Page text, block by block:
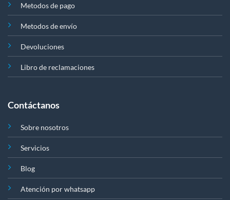
Metodos de pago
Metodos de envío
Devoluciones
Libro de reclamaciones
Contáctanos
Sobre nosotros
Servicios
Blog
Atención por whatsapp